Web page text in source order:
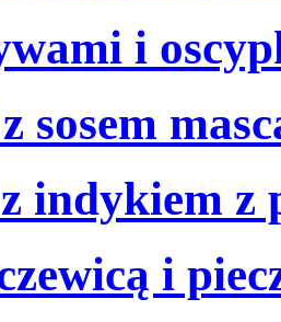
i
sosem
indykiem z
i